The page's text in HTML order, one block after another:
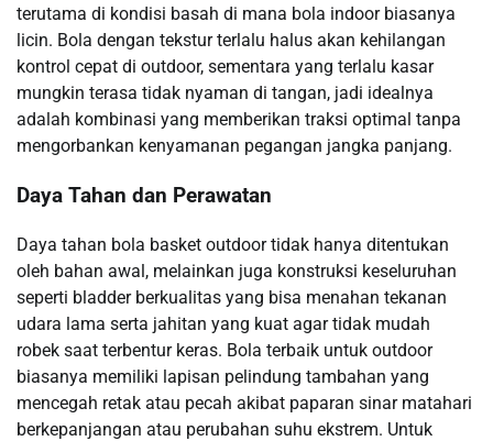
terutama di kondisi basah di mana bola indoor biasanya
licin. Bola dengan tekstur terlalu halus akan kehilangan
kontrol cepat di outdoor, sementara yang terlalu kasar
mungkin terasa tidak nyaman di tangan, jadi idealnya
adalah kombinasi yang memberikan traksi optimal tanpa
mengorbankan kenyamanan pegangan jangka panjang.
Daya Tahan dan Perawatan
Daya tahan bola basket outdoor tidak hanya ditentukan
oleh bahan awal, melainkan juga konstruksi keseluruhan
seperti bladder berkualitas yang bisa menahan tekanan
udara lama serta jahitan yang kuat agar tidak mudah
robek saat terbentur keras. Bola terbaik untuk outdoor
biasanya memiliki lapisan pelindung tambahan yang
mencegah retak atau pecah akibat paparan sinar matahari
berkepanjangan atau perubahan suhu ekstrem. Untuk